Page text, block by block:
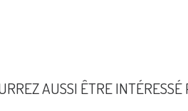
AUSSI ÊTRE INTÉRESSÉ